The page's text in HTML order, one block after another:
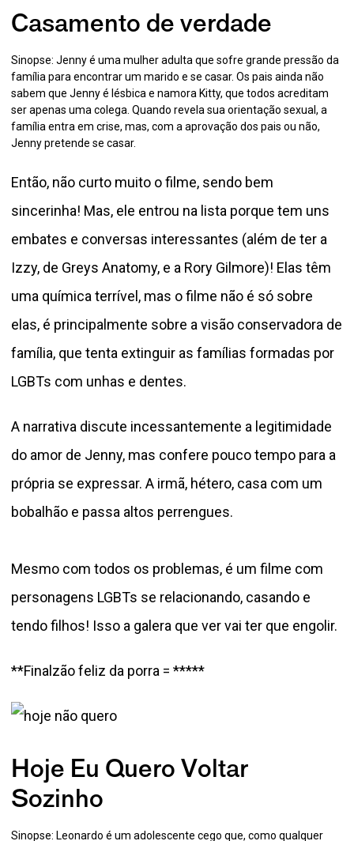
Casamento de verdade
Sinopse: Jenny é uma mulher adulta que sofre grande pressão da
família para encontrar um marido e se casar. Os pais ainda não
sabem que Jenny é lésbica e namora Kitty, que todos acreditam
ser apenas uma colega. Quando revela sua orientação sexual, a
família entra em crise, mas, com a aprovação dos pais ou não,
Jenny pretende se casar.
Então, não curto muito o filme, sendo bem
sincerinha! Mas, ele entrou na lista porque tem uns
embates e conversas interessantes (além de ter a
Izzy, de Greys Anatomy, e a Rory Gilmore)! Elas têm
uma química terrível, mas o filme não é só sobre
elas, é principalmente sobre a visão conservadora de
família, que tenta extinguir as famílias formadas por
LGBTs com unhas e dentes.
A narrativa discute incessantemente a legitimidade
do amor de Jenny, mas confere pouco tempo para a
própria se expressar. A irmã, hétero, casa com um
bobalhão e passa altos perrengues.
Mesmo com todos os problemas, é um filme com
personagens LGBTs se relacionando, casando e
tendo filhos! Isso a galera que ver vai ter que engolir.
**Finalzão feliz da porra = *****
Hoje Eu Quero Voltar
Sozinho
Sinopse: Leonardo é um adolescente cego que, como qualquer